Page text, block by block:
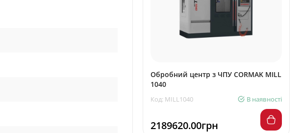
Обробний центр з ЧПУ CORMAK MILL
1040
Код: MILL1040 В наявності
2189620.00грн